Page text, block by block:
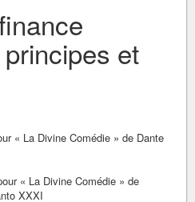
et
« La Divine Comédie » de
XXXI